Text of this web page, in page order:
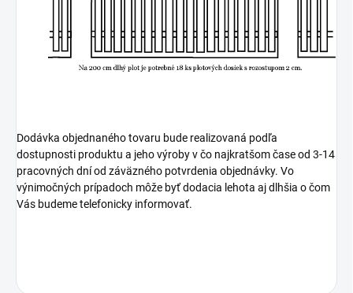
Dodávka objednaného tovaru bude realizovaná podľa
dostupnosti produktu a jeho výroby v čo najkratšom čase od 3-14
pracovných dní od záväzného potvrdenia objednávky. Vo
výnimočných prípadoch môže byť dodacia lehota aj dlhšia o čom
Vás budeme telefonicky informovať.